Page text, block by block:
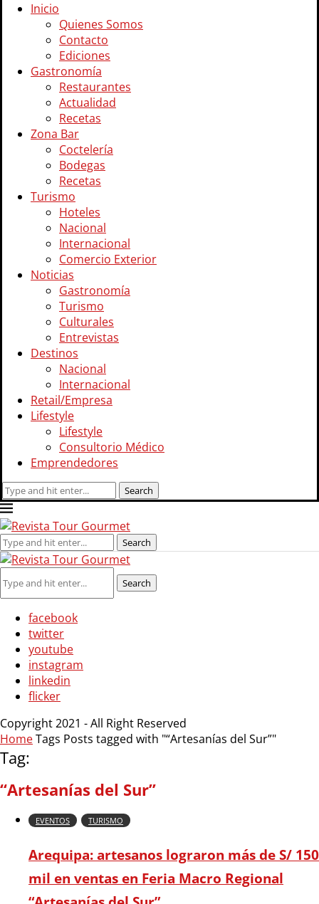
Inicio
Quienes Somos
Contacto
Ediciones
Gastronomía
Restaurantes
Actualidad
Recetas
Zona Bar
Coctelería
Bodegas
Recetas
Turismo
Hoteles
Nacional
Internacional
Comercio Exterior
Noticias
Gastronomía
Turismo
Culturales
Entrevistas
Destinos
Nacional
Internacional
Retail/Empresa
Lifestyle
Lifestyle
Consultorio Médico
Emprendedores
Search
facebook
twitter
youtube
instagram
linkedin
flicker
Copyright 2021 - All Right Reserved
HomeTags Posts tagged with "“Artesanías del Sur”"
Tag:
“Artesanías del Sur”
EVENTOS TURISMO
Arequipa: artesanos lograron más de S/ 150
mil en ventas en Feria Macro Regional